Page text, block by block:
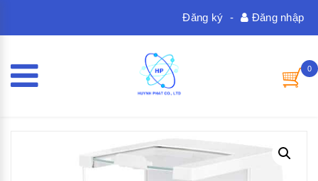
Đăng nhập
-
Đăng ký
0